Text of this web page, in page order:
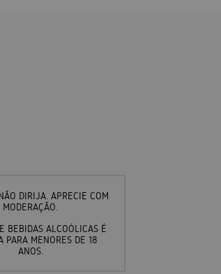
DIRIJA. APRECIE COM
MODERAÇÃO.
BEBIDAS ALCOÓLICAS É
PARA MENORES DE 18
ANOS.